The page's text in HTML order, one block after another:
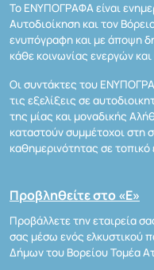
Το ΕΝΥΠΟΓΡΑΦΑ είναι
Αυτοδιοίκηση και τον
ενυπόγραφη και με άποψη
κάθε κοινωνίας ενεργών
Οι συντάκτες του
τις εξελίξεις σε
της μίας και μοναδικής
καταστούν συμμέτοχοι στη
καθημερινότητας σε τοπικό
Προβληθείτε στο «Ε»
Προβάλλετε την εταιρεία
σας μέσω ενός ελκυστικού
Δήμων του Βορείου Τομέα